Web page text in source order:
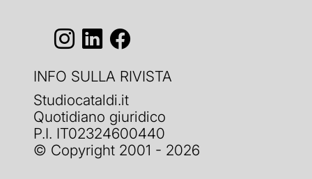
INFO SULLA RIVISTA
Studiocataldi.it
Quotidiano giuridico
P.I. IT02324600440
© Copyright 2001 - 2026